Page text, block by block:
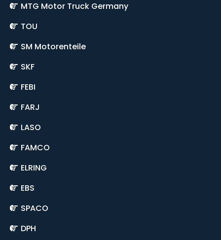
MTG Motor Truck Germany
TOU
SM Motorenteile
SKF
FEBI
FARJ
LASO
FAMCO
ELRING
EBS
SPACO
DPH